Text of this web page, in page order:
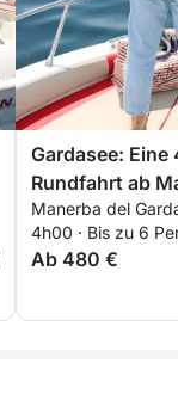
Gardasee:
Rundfahrt ab
Manerba del
4h00 · Bis zu 6
Ab 480 €